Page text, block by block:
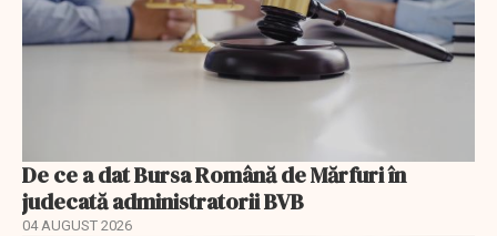
De ce a dat Bursa Română de Mărfuri în
judecată administratorii BVB
04 AUGUST 2026